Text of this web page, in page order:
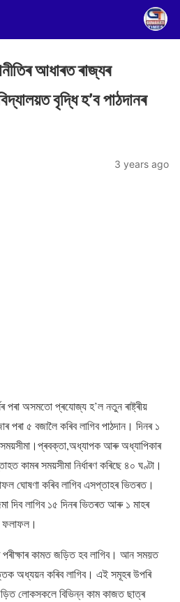
আধাৰত ৰাজ্যৰ
বৃদ্ধি হ’ব পাঠদানৰ
3 years ago
পৰা অসমতো প্ৰযোজ্য হ’ল নতুন ৰাষ্ট্ৰীয়
পৰা ৫ বজালৈ কৰিব লাগিব পাঠদান। দিনৰ ১
সময়সীমা।প্ৰবক্তা,অধ্যাপক আৰু অধ্যাপিকাৰ
কামৰ সময়সীমা নিৰ্ধাৰণ কৰিছে ৪০ ঘণ্টা।
ঘোষণা কৰিব লাগিব এসপ্তাহৰ ভিতৰত।
জমা দিব লাগিব ১৫ দিনৰ ভিতৰত আৰু ১ মাহৰ
ফলাফল।
কামত জড়িত হব লাগিব। আন সময়ত
অধ্যয়ন কৰিব লাগিব। এই সমূহৰ উপৰি
লোকসকলে বিভিন্ন কাম কাজত ছাত্ৰ